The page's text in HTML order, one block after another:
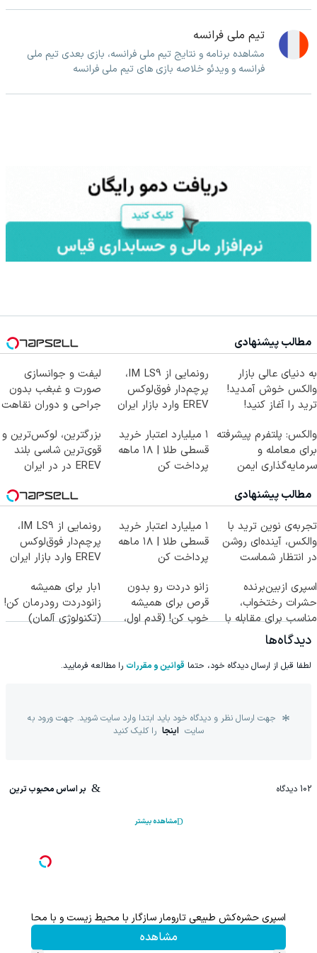
تیم ملی فرانسه
مشاهده برنامه و نتایج تیم ملی فرانسه، بازی بعدی تیم ملی
فرانسه و ویدئو خلاصه بازی های تیم ملی فرانسه
مطالب پیشنهادی
به دنیای عالی بازار
والکس خوش آمدید!
ترید را آغاز کنید!
رونمایی از IM LS9،
پرچم‌دار فوق‌لوکس
EREV وارد بازار ایران
لیفت و جوانسازی
صورت و غبغب بدون
جراحی و دوران نقاهت
والکس: پلتفرم پیشرفته
برای معامله و
سرمایه‌گذاری ایمن
۱ میلیارد اعتبار خرید
قسطی طلا | ۱۸ ماهه
پرداخت کن
بزرگترین، لوکس‌ترین و
قوی‌ترین شاسی بلند
EREV در در ایران
مطالب پیشنهادی
تجربه‌ی نوین ترید با
والکس، آینده‌ای روشن
در انتظار شماست
۱ میلیارد اعتبار خرید
قسطی طلا | ۱۸ ماهه
پرداخت کن
رونمایی از IM LS9،
پرچم‌دار فوق‌لوکس
EREV وارد بازار ایران
اسپری ازبین‌برنده
حشرات رختخواب،
مناسب برای مقابله با
انواع ساس
زانو دردت رو بدون
قرص برای همیشه
خوب کن! (قدم اول،
1بار برای همیشه
زانودردت رودرمان کن!
(تکنولوژی آلمان)
دیدگاه‌ها
لطفا قبل از ارسال دیدگاه خود، حتما قوانین و مقررات را مطالعه فرمایید.
جهت ارسال نظر و دیدگاه خود باید ابتدا وارد سایت شوید. جهت ورود به
سایت اینجا را کلیک کنید
102 دیدگاه بر اساس محبوب ترین
مشاهده بیشتر
رسانه ای شد (کلیک جهت اطلاعات بیشتر)اسپری بیدکش تارومار با